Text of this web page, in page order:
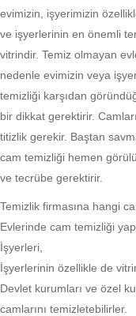
evimizin, işyerimizin
ve işyerlerinin en önemli
vitrindir. Temiz olmayan
nedenle evimizin veya
temizliği karşıdan
bir dikkat gerektirir.
titizlik gerekir. Baştan
cam temizliği hemen
ve tecrübe gerektirir.
Temizlik firmasına hangi
Evlerinde cam temizliği
İşyerleri,
İşyerlerinin özellikle de
Devlet kurumları ve özel
camlarını temizletebilirler.